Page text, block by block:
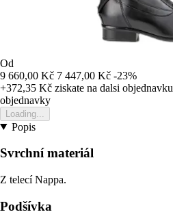
Od
9 660,00 Kč 7 447,00 Kč -23%
+372,35 Kč ziskate na dalsi objednavku
objednavky
Loading...
Popis
Svrchní materiál
Z telecí Nappa.
Podšívka